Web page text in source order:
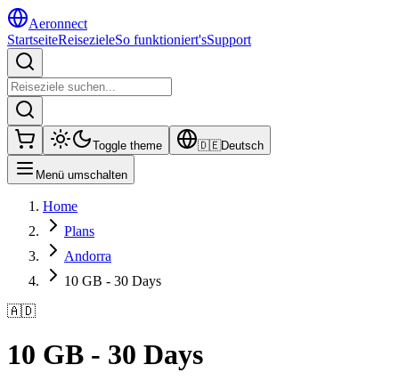
Aeronnect
StartseiteReisezieleSo funktioniert'sSupport
Toggle theme 🇩🇪Deutsch
Menü umschalten
Home
Plans
Andorra
10 GB - 30 Days
🇦🇩
10 GB - 30 Days